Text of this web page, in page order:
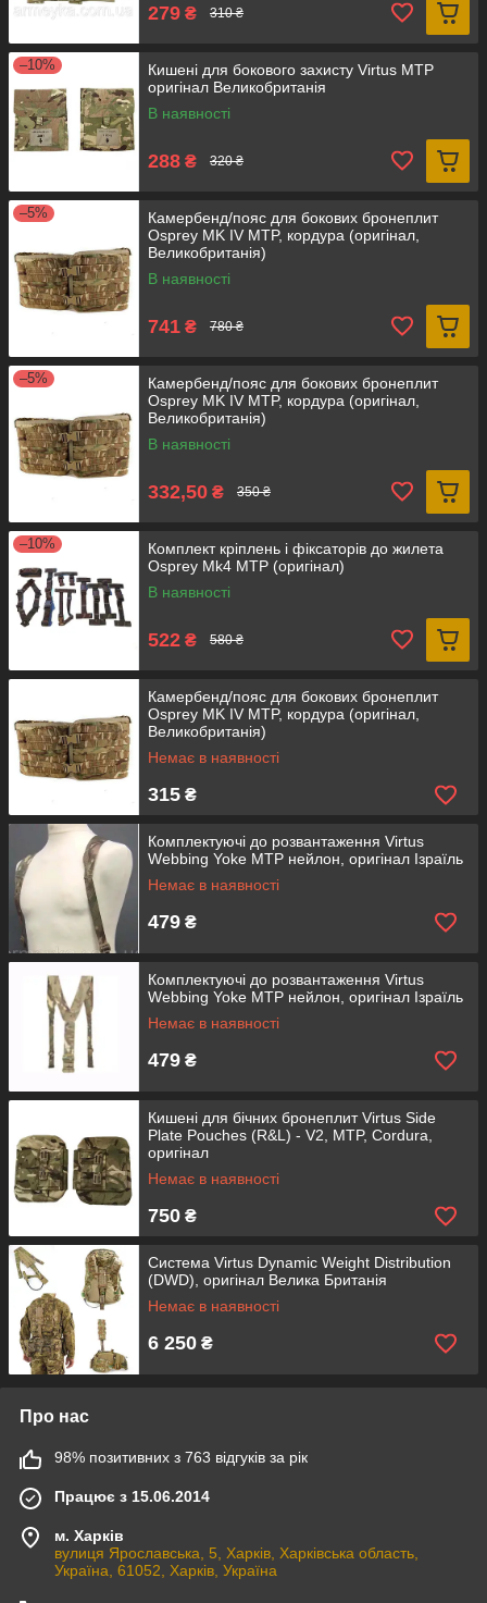
279 ₴ 310 ₴
–10%
Кишені для бокового захисту Virtus MTP
оригінал Великобританія
В наявності
288 ₴ 320 ₴
–5%
Камербенд/пояс для бокових бронеплит
Osprey MK IV MTP, кордура (оригінал,
Великобританія)
В наявності
741 ₴ 780 ₴
–5%
Камербенд/пояс для бокових бронеплит
Osprey MK IV MTP, кордура (оригінал,
Великобританія)
В наявності
332,50 ₴ 350 ₴
–10%
Комплект кріплень і фіксаторів до жилета
Osprey Mk4 MTP (оригінал)
В наявності
522 ₴ 580 ₴
Камербенд/пояс для бокових бронеплит
Osprey MK IV MTP, кордура (оригінал,
Великобританія)
Немає в наявності
315 ₴
Комплектуючі до розвантаження Virtus
Webbing Yoke MTP нейлон, оригінал Ізраїль
Немає в наявності
479 ₴
Комплектуючі до розвантаження Virtus
Webbing Yoke MTP нейлон, оригінал Ізраїль
Немає в наявності
479 ₴
Кишені для бічних бронеплит Virtus Side
Plate Pouches (R&L) - V2, MTP, Cordura,
оригінал
Немає в наявності
750 ₴
Система Virtus Dynamic Weight Distribution
(DWD), оригінал Велика Британія
Немає в наявності
6 250 ₴
Про нас
98% позитивних з 763 відгуків за рік
Працює з 15.06.2014
м. Харків
вулиця Ярославська, 5, Харків, Харківська область,
Україна, 61052, Харків, Україна